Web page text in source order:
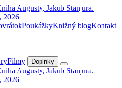
PoukážkyKnižný blogKontakt
Filmy Doplnky